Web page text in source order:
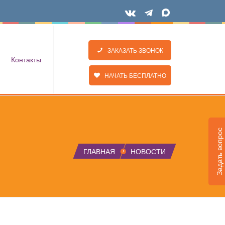
Контакты
ЗАКАЗАТЬ ЗВОНОК
НАЧАТЬ БЕСПЛАТНО
ГЛАВНАЯ НОВОСТИ Задать вопрос